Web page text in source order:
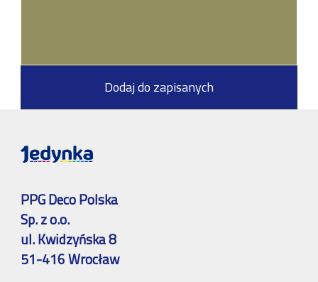
Dodaj do zapisanych
PPG Deco Polska
Sp. z o.o.
ul. Kwidzyńska 8
51-416 Wrocław